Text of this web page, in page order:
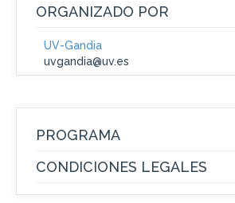
ORGANIZADO POR
UV-Gandia
uvgandia@uv.es
PROGRAMA
CONDICIONES LEGALES